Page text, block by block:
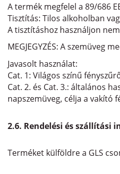
A termék megfelel a 89/686
Tisztítás: Tilos alkoholban
A tisztításhoz használjon
MEGJEGYZÉS: A
Javasolt használat:
Cat. 1: Világos színű
Cat. 2. és Cat. 3.: általános
napszemüveg, célja a vakító
2.6. Rendelési és szállítási
Terméket külföldre a GLS